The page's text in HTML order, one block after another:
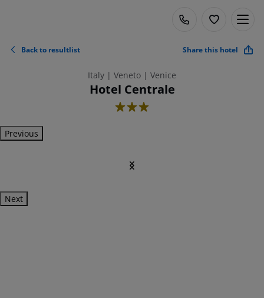
Back to resultlist Share this hotel
Italy | Veneto | Venice
Hotel Centrale
3
Previous
Next